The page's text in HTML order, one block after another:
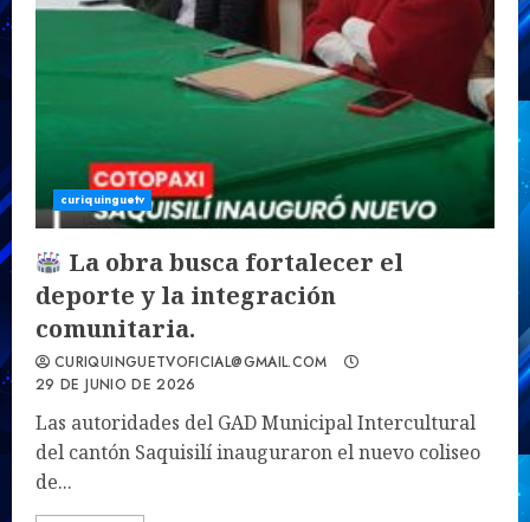
curiquinguetv
La obra busca fortalecer el
deporte y la integración
comunitaria.
CURIQUINGUETVOFICIAL@GMAIL.COM
29 DE JUNIO DE 2026
Las autoridades del GAD Municipal Intercultural
del cantón Saquisilí inauguraron el nuevo coliseo
de...